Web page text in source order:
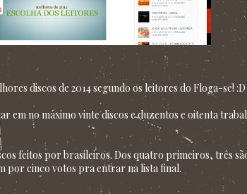
discos de 2014 segundo os leitores do Floga-se! :D
em no máximo vinte discos e duzentos e oitenta
feitos por brasileiros. Dos quatro primeiros, três
por cinco votos pra entrar na lista final.